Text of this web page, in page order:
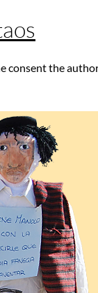
consent the